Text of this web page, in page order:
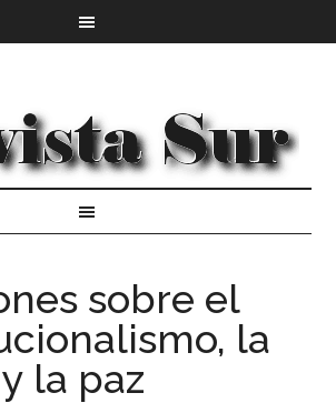
sobre el
la
la paz